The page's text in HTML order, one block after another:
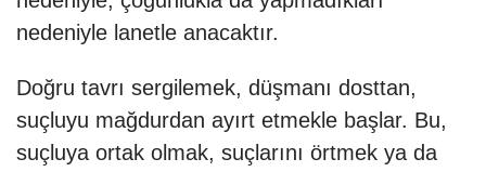
nedeniyle lanetle anacaktır.
Doğru tavrı sergilemek, düşmanı dosttan,
suçluyu mağdurdan ayırt etmekle başlar. Bu,
suçluya ortak olmak, suçlarını örtmek ya da